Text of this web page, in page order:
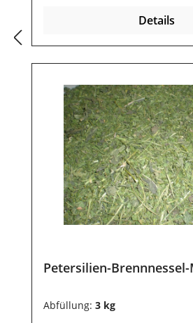
verdauliches Eiweiß),
Mineralien,
Anteil von Kieselsäure.Bei
ergeben sich übliche
den Werten.
Brennnesselblätter,
Fütterungsempfehlung
täglich:Großpferde: ca.
15 g über das Futter geben
Lagerung:Damit unsere
nach dem Kauf noch lange
Aufbewahrung wichtig.
vor direkter
lange erhalten bleiben.
Details
Petersilien-
Abfüllung: 3 kg